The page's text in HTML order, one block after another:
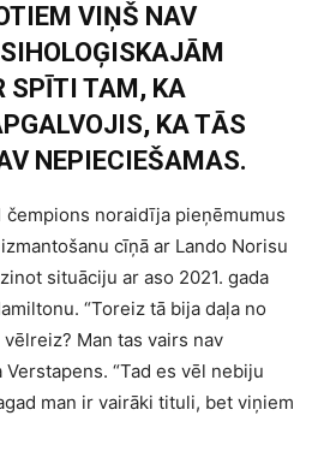
VIŅŠ NAV
SPĪTI TAM, KA
KA TĀS
NEPIECIEŠAMAS.
čempions noraidīja pieņēmumus
cīņā ar Lando Norisu
situāciju ar aso 2021. gada
“Toreiz tā bija daļa no
Man tas vairs nav
“Tad es vēl nebiju
man ir vairāki tituli, bet viņiem